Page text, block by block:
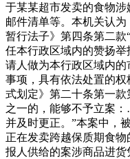
于某某超市发卖的食物
邮件清单等。本机关认
暂行法子》第四条第二
任本行政区域内的赞扬
请人做为本行政区域内
事项，具有依法处置的
式划定》第二十条第一
之一的，能够不予立案
并及时更正。”本案中，
正在发卖跨越保质期食
报人供给的案涉商品进